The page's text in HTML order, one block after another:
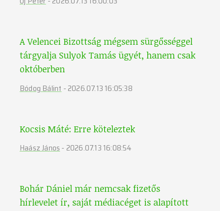
A Velencei Bizottság mégsem sürgősséggel
tárgyalja Sulyok Tamás ügyét, hanem csak
októberben
Bódog Bálint - 2026.07.13 16:05:38
Kocsis Máté: Erre köteleztek
Haász János- 2026.07.13 16:08:54
Bohár Dániel már nemcsak fizetős
hírlevelet ír, saját médiacéget is alapított